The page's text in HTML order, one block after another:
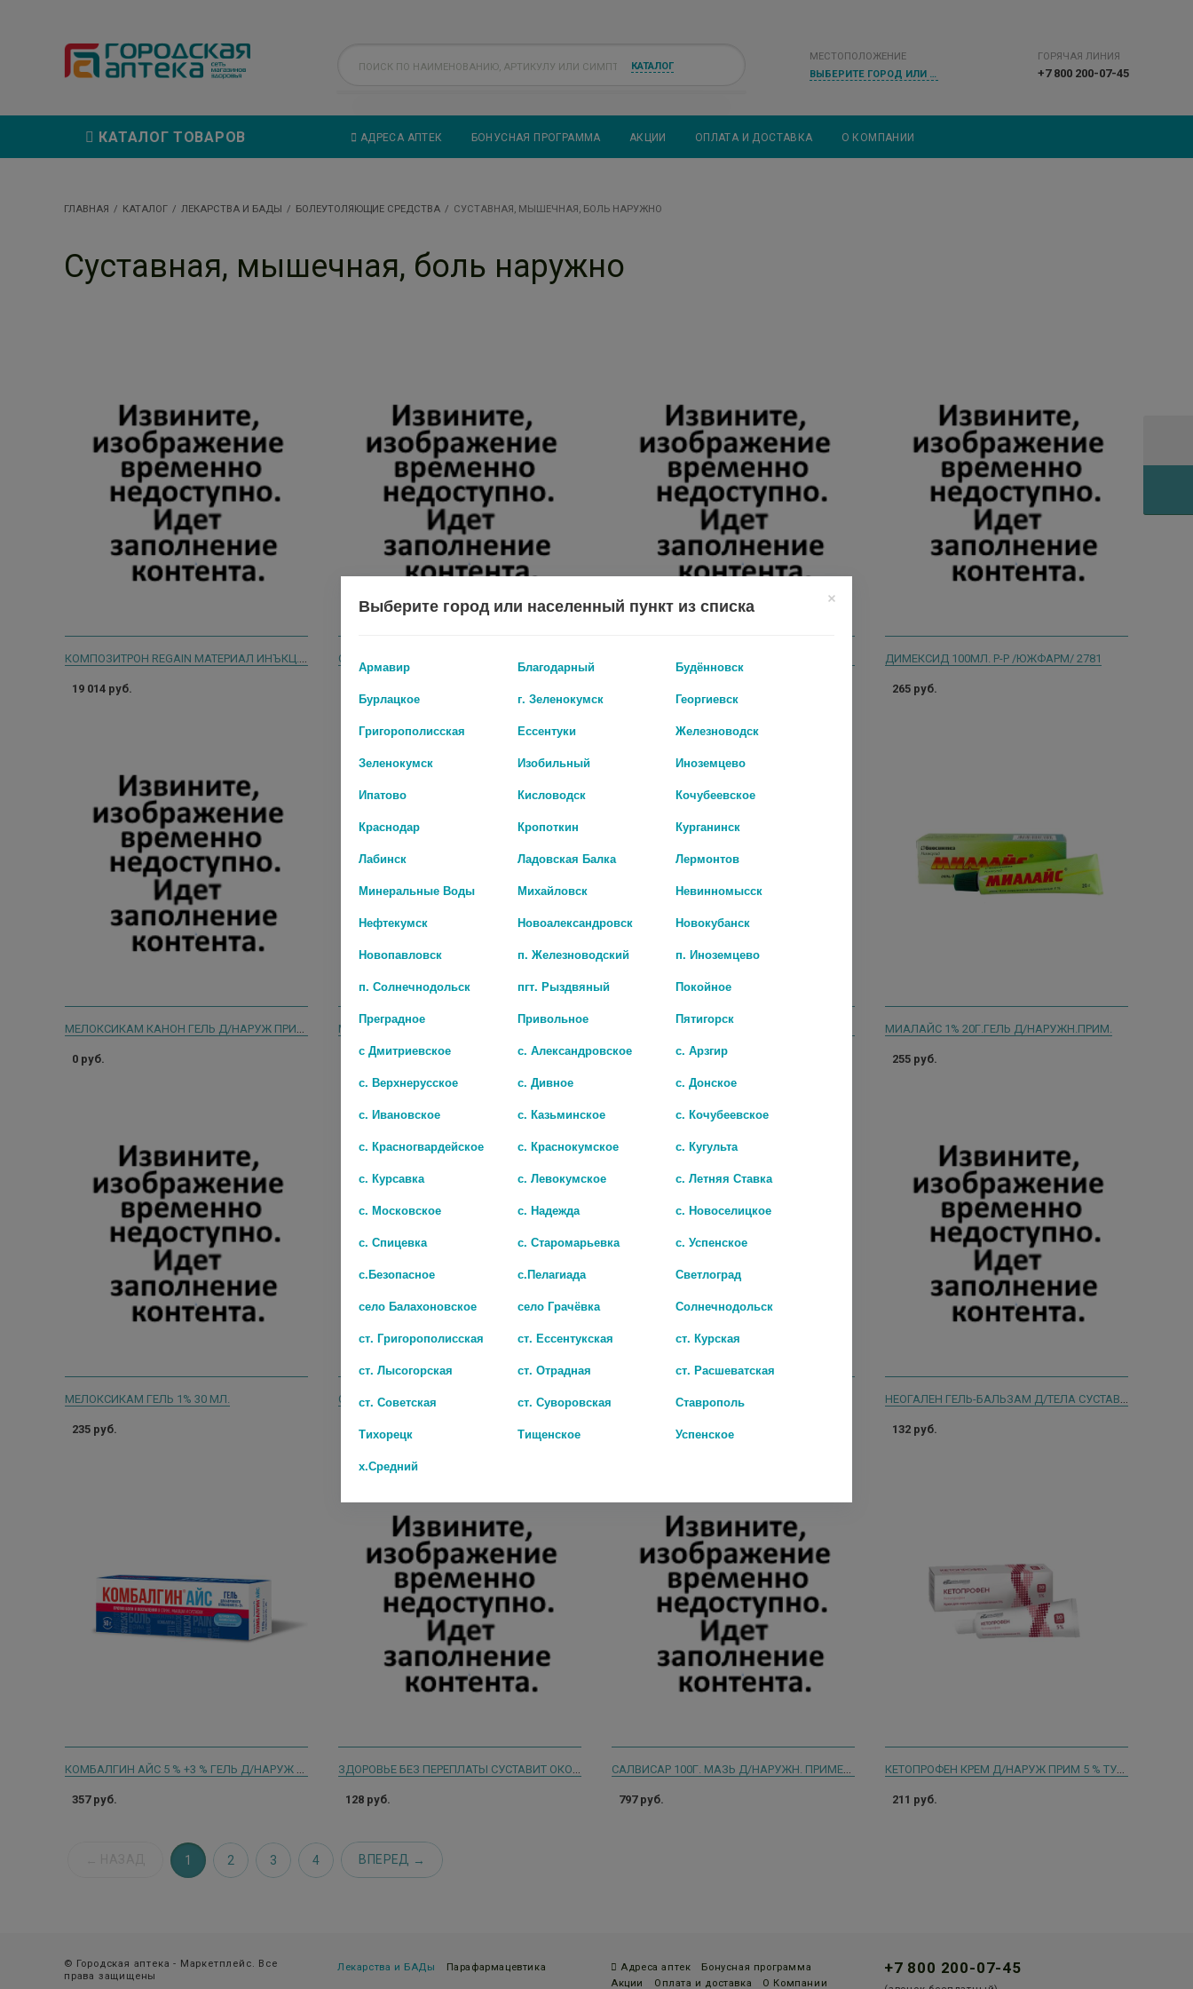
КАТАЛОГ
МЕСТОПОЛОЖЕНИЕ
ВЫБЕРИТЕ ГОРОД ИЛИ НАСЕЛЕННЫЙ ПУНКТ
ГОРЯЧАЯ ЛИНИЯ
+7 800 200-07-45
АДРЕСА АПТЕК БОНУСНАЯ ПРОГРАММА АКЦИИ ОПЛАТА И ДОСТАВКА О КОМПАНИИ
КАТАЛОГ ТОВАРОВ
ГЛАВНАЯ КАТАЛОГ ЛЕКАРСТВА И БАДЫ БОЛЕУТОЛЯЮЩИЕ СРЕДСТВА СУСТАВНАЯ, МЫШЕЧНАЯ, БОЛЬ НАРУЖНО
Суставная, мышечная, боль наружно
КОМПОЗИТРОН REGAIN МАТЕРИАЛ ИНЪКЦ. КОЛЛАГЕН-СОДЕРЖАЩИЙ 0,1% 10МГ/МЛ 10МЛ. ШПРИЦ
19 014 руб.
ДИМЕКСИД 100МЛ. Р-Р /ЮЖФАРМ/ 2781
265 руб.
МЕЛОКСИКАМ КАНОН ГЕЛЬ Д/НАРУЖ ПРИМ 1% 30 Г
0 руб.
МЕНОВАЗИН 40МЛ Р-Р /БЭГРИФ/
44 руб. 29 руб.
МИАЛАЙС 1% 20Г.ГЕЛЬ Д/НАРУЖН.ПРИМ.
255 руб.
МЕЛОКСИКАМ ГЕЛЬ 1% 30 МЛ.
235 руб.
СОФЬЯ ГХК КРЕМ Д/ТЕЛА ХОНДРОИТИН+ГЛЮКОЗАМИН ПЧЕЛ. ЯД 125МЛ.
169 руб.
НАЯТОКС 20Г. МАЗЬ НЕОГАЛЕН ГЕЛЬ-БАЛЬЗАМ Д/ТЕЛА СУСТАВИТ САБЕЛЬНИК С ПЧЕЛИНЫМ ЯДОМ 125МЛ.
132 руб.
357 руб. 128 руб. 797 руб. 211 руб.
1 2 3 4 ВПЕРЕД
© Городская аптека - Маркетплейс. Все
права защищены
Лекарства и БАДы Парафармацевтика Адреса аптек
Бонусная программа
Акции
Оплата и доставка О Компании
+7 800 200-07-45
Выберите город или населенный пункт из списка
Армавир Благодарный
Будённовск
Бурлацкое
г. Зеленокумск
Георгиевск
Григорополисская
Ессентуки
Железноводск
Зеленокумск
Изобильный
Иноземцево
Ипатово
Кисловодск
Кочубеевское
Краснодар
Кропоткин
Курганинск
Лабинск
Ладовская Балка
Лермонтов
Минеральные Воды
Михайловск
Невинномысск
Нефтекумск
Новоалександровск
Новокубанск
Новопавловск
п. Железноводский
п. Иноземцево
п. Солнечнодольск
пгт. Рыздвяный
Покойное
Преградное
Привольное
Пятигорск
с Дмитриевское
с. Александровское
с. Арзгир
с. Верхнерусское
с. Дивное
с. Донское
с. Ивановское
с. Казьминское
с. Кочубеевское
с. Красногвардейское
с. Краснокумское
с. Кугульта
с. Курсавка
с. Левокумское
с. Летняя Ставка
с. Московское
с. Надежда
с. Новоселицкое
с. Спицевка
с. Старомарьевка
с. Успенское
с.Безопасное
с.Пелагиада
Светлоград
село Балахоновское
село Грачёвка
Солнечнодольск
ст. Григорополисская
ст. Ессентукская
ст. Курская
ст. Лысогорская
ст. Отрадная
ст. Расшеватская
ст. Советская
ст. Суворовская
Ставрополь
Тихорецк
Тищенское
Успенское
х.Средний